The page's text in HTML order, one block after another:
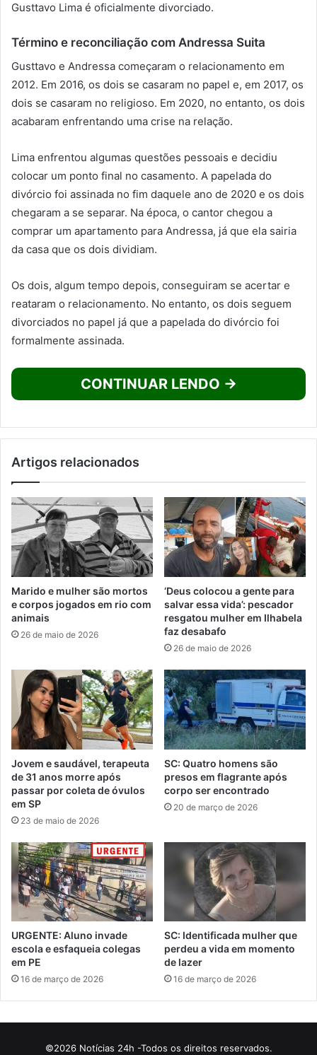
Gusttavo Lima é oficialmente divorciado.
Término e reconciliação com Andressa Suita
Gusttavo e Andressa começaram o relacionamento em
2012. Em 2016, os dois se casaram no papel e, em 2017, os
dois se casaram no religioso. Em 2020, no entanto, os dois
acabaram enfrentando uma crise na relação.
Lima enfrentou algumas questões pessoais e decidiu
colocar um ponto final no casamento. A papelada do
divórcio foi assinada no fim daquele ano de 2020 e os dois
chegaram a se separar. Na época, o cantor chegou a
comprar um apartamento para Andressa, já que ela sairia
da casa que os dois dividiam.
Os dois, algum tempo depois, conseguiram se acertar e
reataram o relacionamento. No entanto, os dois seguem
divorciados no papel já que a papelada do divórcio foi
formalmente assinada.
CONTINUAR LENDO →
Artigos relacionados
Marido e mulher são mortos
e corpos jogados em rio com
animais
26 de maio de 2026
‘Deus colocou a gente para
salvar essa vida’: pescador
resgatou mulher em Ilhabela
faz desabafo
26 de maio de 2026
Jovem e saudável, terapeuta
de 31 anos morre após
passar por coleta de óvulos
em SP
23 de maio de 2026
SC: Quatro homens são
presos em flagrante após
corpo ser encontrado
20 de março de 2026
URGENTE: Aluno invade
escola e esfaqueia colegas
em PE
16 de março de 2026
SC: Identificada mulher que
perdeu a vida em momento
de lazer
16 de março de 2026
©2026 Notícias 24h -Todos os direitos reservados.